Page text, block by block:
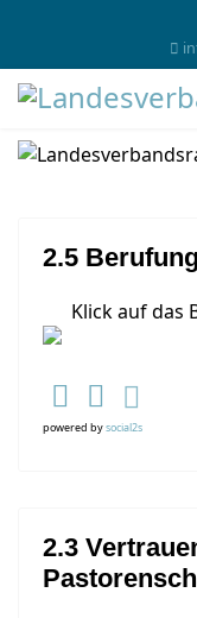
2.5
Klick auf das
powered bysocial2s
2.3